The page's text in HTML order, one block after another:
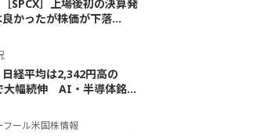
SPCX］上場後初の決算発
かったが株価が下落...
日経平均は2,342円高の
大幅続伸 AI・半導体銘...
フール米国株情報